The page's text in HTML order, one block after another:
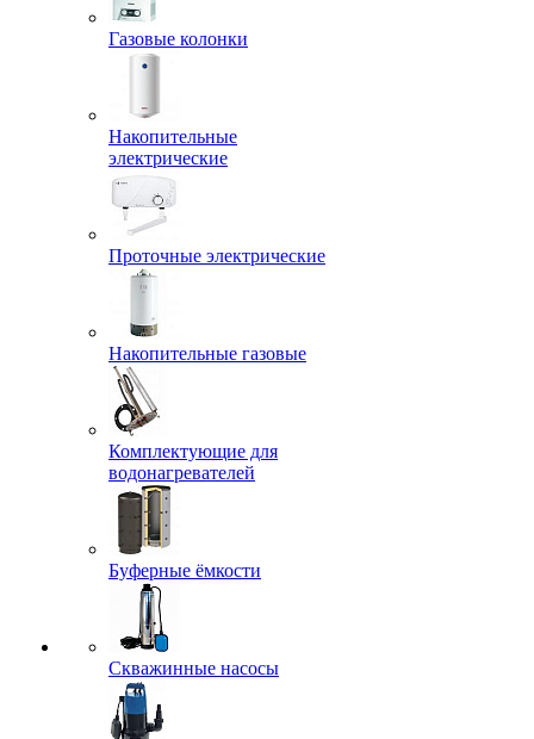
Газовые колонки
Накопительные
электрические
Проточные электрические
Накопительные газовые
Комплектующие для
водонагревателей
Буферные ёмкости
Скважинные насосы